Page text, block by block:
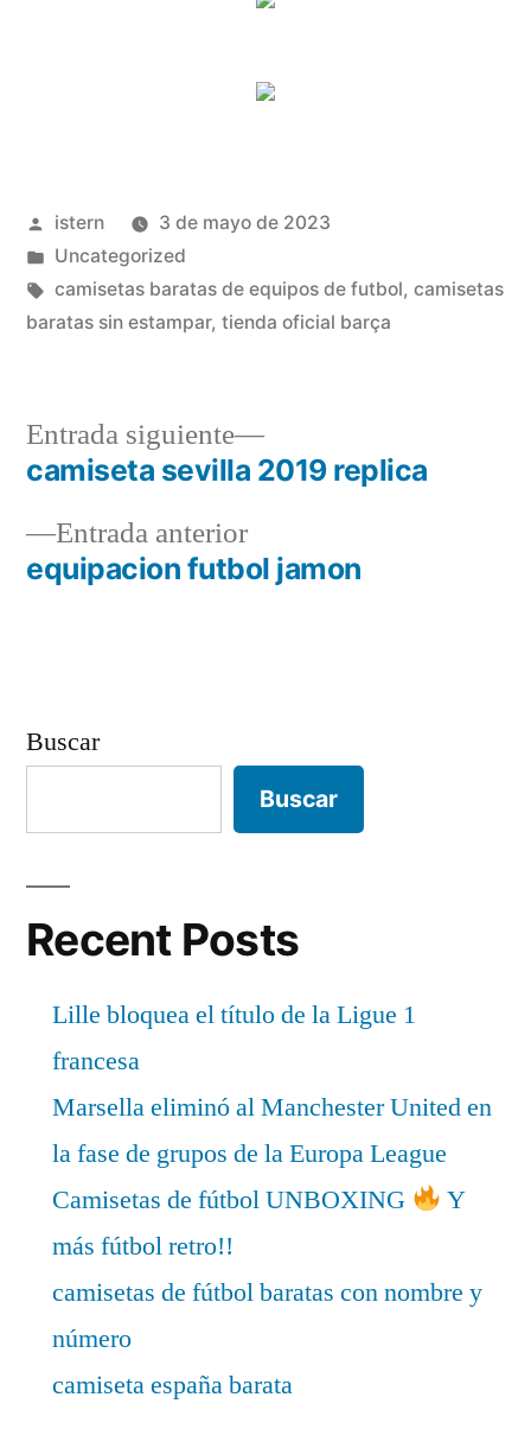
Publicado
por
istern
3 de mayo de 2023
Publicado
en
Uncategorized
Etiquetas:
camisetas baratas de equipos de futbol, camisetas
baratas sin estampar, tienda oficial barça
Navegación
de
entradas
Entrada anteriorEntrada
anterior:
equipacion futbol jamon
Entrada siguiente
Entrada
siguiente:
camiseta sevilla 2019 replica
Buscar
Buscar
Recent Posts
Lille bloquea el título de la Ligue 1
francesa
Marsella eliminó al Manchester United en
la fase de grupos de la Europa League
Camisetas de fútbol UNBOXING
Y
más fútbol retro!!
camisetas de fútbol baratas con nombre y
número
camiseta españa barata